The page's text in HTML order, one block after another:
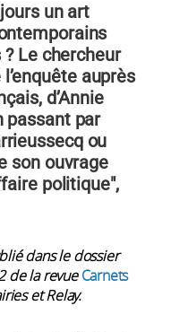
un art
Le chercheur
auprès
d’Annie
passant par
ou
son ouvrage
politique",
dans le dossier
de la revueCarnets
et Relay.